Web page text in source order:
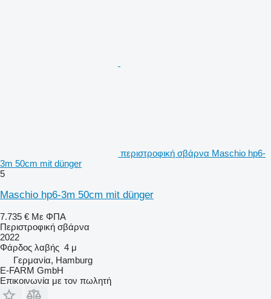
περιστροφική σβάρνα Maschio hp6-
3m 50cm mit dünger
5
Maschio hp6-3m 50cm mit dünger
7.735 € Με ΦΠΑ
Περιστροφική σβάρνα
2022
Φάρδος λαβής 4 μ
Γερμανία, Hamburg
E-FARM GmbH
Επικοινωνία με τον πωλητή